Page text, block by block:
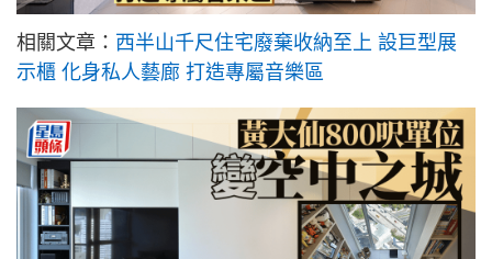
相關文章： 西半山千尺住宅廢棄收納至上 設巨型展
示櫃 化身私人藝廊 打造專屬音樂區